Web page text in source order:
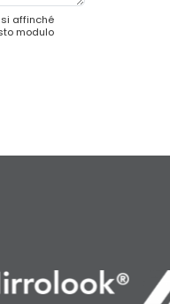
affinché
modulo